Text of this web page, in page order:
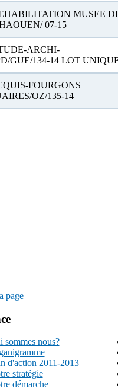
MUSEE
07-15
ARCHI-
GUE/134-14 LOT
FOURGONS
OZ/135-14
page
sommes nous?
d'action 2011-2013
stratégie
démarche